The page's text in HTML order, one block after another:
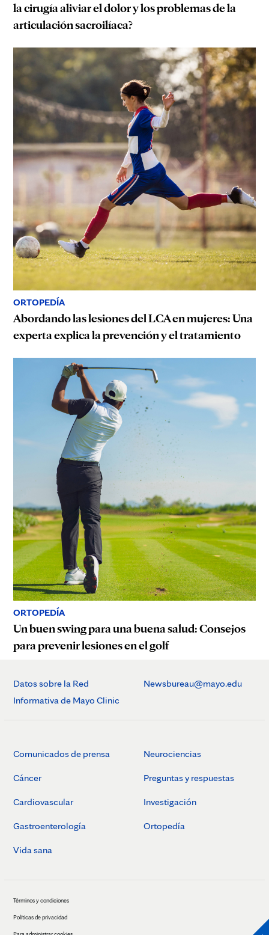
la cirugía aliviar el dolor y los problemas de la
articulación sacroilíaca?
ORTOPEDÍA
Abordando las lesiones del LCA en mujeres: Una
experta explica la prevención y el tratamiento
ORTOPEDÍA
Un buen swing para una buena salud: Consejos
para prevenir lesiones en el golf
Datos sobre la Red
Informativa de Mayo Clinic
Newsbureau@mayo.edu
Comunicados de prensa
Cáncer
Cardiovascular
Gastroenterología
Vida sana
Neurociencias
Preguntas y respuestas
Investigación
Ortopedía
Términos y condiciones
Políticas de privacidad